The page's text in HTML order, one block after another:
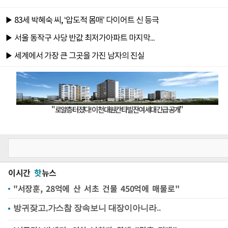
이시간 핫뉴스
"서장훈, 28억에 산 서초 건물 450억에 매물로"